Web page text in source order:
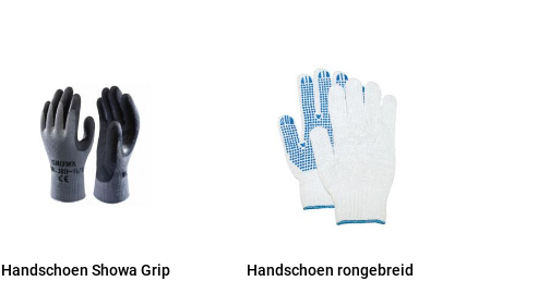
Handschoen Showa Grip
Handschoen rongebreid